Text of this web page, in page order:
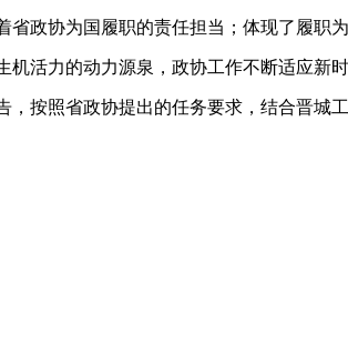
政协为国履职的责任担当；体现了履职
活力的动力源泉，政协工作不断适应新
按照省政协提出的任务要求，结合晋城